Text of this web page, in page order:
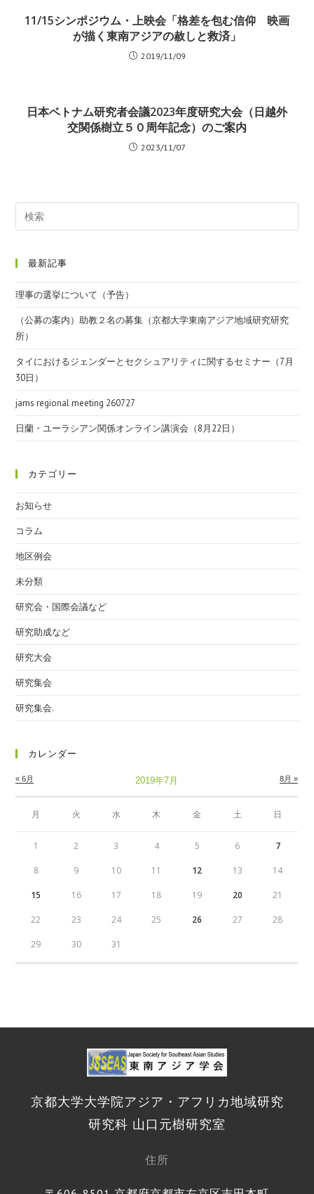
11/15シンポジウム・上映会「格差を包む信仰 映画
が描く東南アジアの赦しと救済」
2019/11/09
日本ベトナム研究者会議2023年度研究大会（日越外
交関係樹立５０周年記念）のご案内
2023/11/07
最新記事
理事の選挙について（予告）
（公募の案内）助教２名の募集（京都大学東南アジア地域研究研究
所）
タイにおけるジェンダーとセクシュアリティに関するセミナー（7月
30日）
jams regional meeting 260727
日蘭・ユーラシアン関係オンライン講演会（8月22日）
カテゴリー
お知らせ
コラム
地区例会
未分類
研究会・国際会議など
研究助成など
研究大会
研究集会
研究集会.
カレンダー
2019年7月
月 火 水 木 金 土 日
« 6月 8月 »
1 2 3 4 5 6 7
8 9 10 11 12 13 14
15 16 17 18 19 20 21
22 23 24 25 26 27 28
29 30 31
京都大学大学院アジア・アフリカ地域研究
研究科 山口元樹研究室
住所